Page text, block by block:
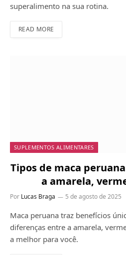
superalimento na sua rotina.
READ MORE
SUPLEMENTOS ALIMENTARES
Tipos de maca
a amarela,
Por Lucas Braga 5 de agosto de 2025
Maca peruana traz benefícios
diferenças entre a amarela,
a melhor para você.